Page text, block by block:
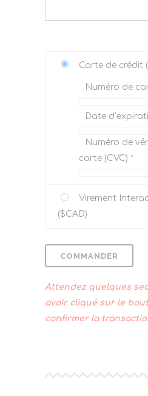
Carte de crédit
Numéro de
Date
Numéro de
carte (CVC) *
Virement
($CAD)
COMMANDER
Attendez quelques
avoir cliqué sur le
confirmer la